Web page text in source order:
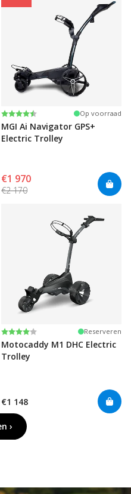
Beoordeling:
4.5 uit 5 sterren Op voorraad
MGI Ai Navigator GPS+
Electric Trolley
€1 970
€2 170
Beoordeling:
4.0 uit 5 sterren Reserveren
Motocaddy M1 DHC Electric
Trolley
€1 148
›